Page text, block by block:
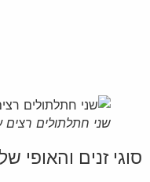
שני חתלתולים רצים
סוגי זנים והאופי